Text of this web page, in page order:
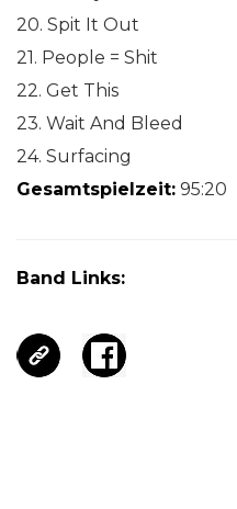
20. Spit It Out
21. People = Shit
22. Get This
23. Wait And Bleed
24. Surfacing
Gesamtspielzeit: 95:20
Band Links: